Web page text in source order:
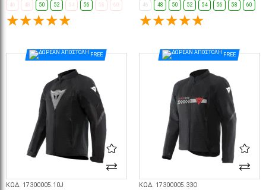
46 48 50 52 54 56 58 60 46 48 50 52 54 56 58 60
FREE
ΚΩΔ. 17300005.10J
FREE
ΚΩΔ. 17300005.33O